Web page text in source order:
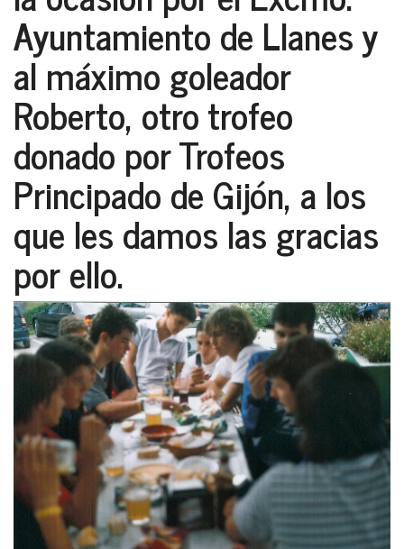
Ayuntamiento de Llanes y
al máximo goleador
Roberto, otro trofeo
donado por Trofeos
Principado de Gijón, a los
que les damos las gracias
por ello.